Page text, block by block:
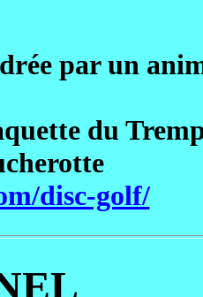
par un
du
disc-golf/